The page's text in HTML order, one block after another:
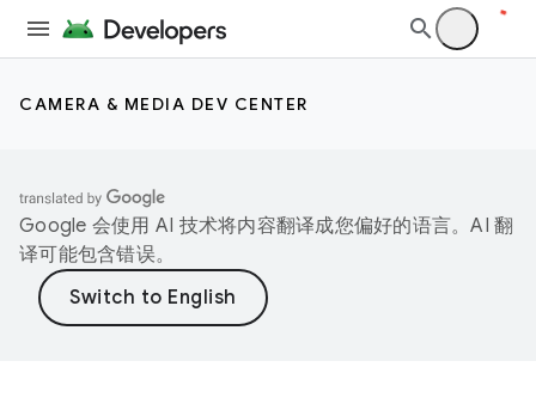
CAMERA & MEDIA DEV CENTER
Google 会使用 AI 技术将内容翻译成您偏好的语言。AI 翻
译可能包含错误。